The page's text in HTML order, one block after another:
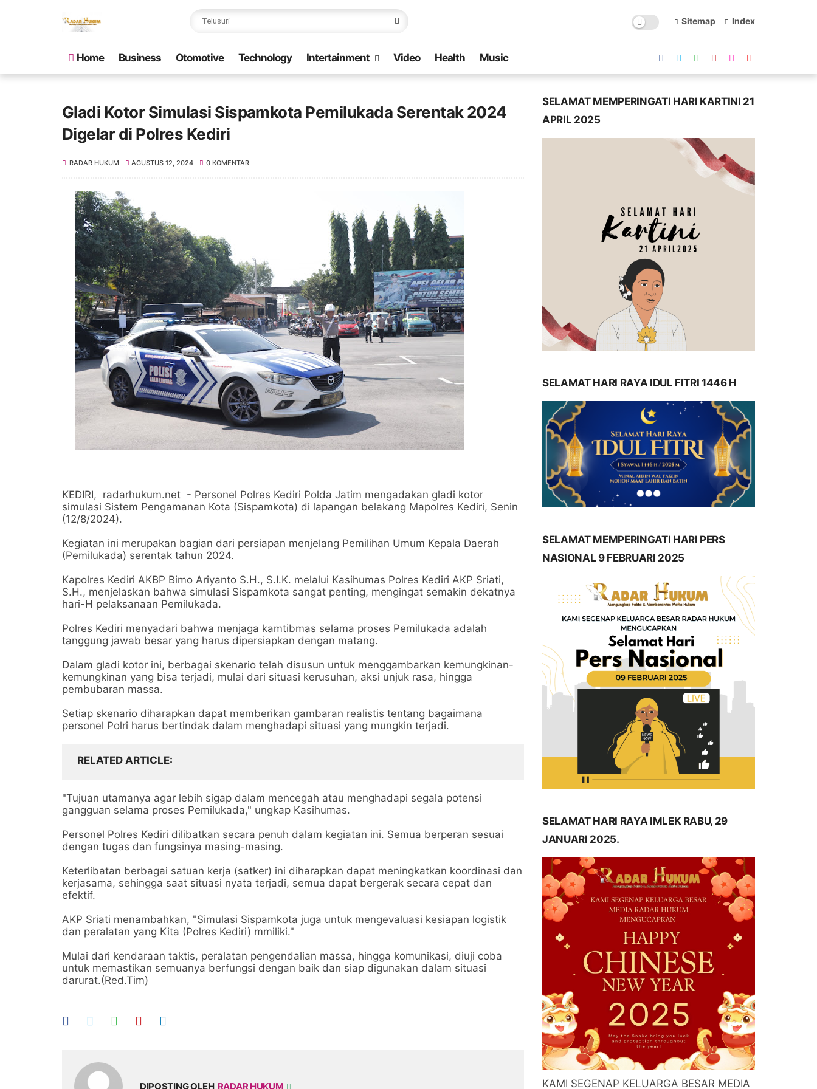
Sitemap Index
Home Business Otomotive Technology Intertainment Video Health Music
Gladi Kotor Simulasi Sispamkota Pemilukada Serentak 2024
Digelar di Polres Kediri
RADAR HUKUM AGUSTUS 12, 2024 0 KOMENTAR
KEDIRI, radarhukum.net - Personel Polres Kediri Polda Jatim mengadakan gladi kotor
simulasi Sistem Pengamanan Kota (Sispamkota) di lapangan belakang Mapolres Kediri, Senin
(12/8/2024).
Kegiatan ini merupakan bagian dari persiapan menjelang Pemilihan Umum Kepala Daerah
(Pemilukada) serentak tahun 2024.
Kapolres Kediri AKBP Bimo Ariyanto S.H., S.I.K. melalui Kasihumas Polres Kediri AKP Sriati,
S.H., menjelaskan bahwa simulasi Sispamkota sangat penting, mengingat semakin dekatnya
hari-H pelaksanaan Pemilukada.
Polres Kediri menyadari bahwa menjaga kamtibmas selama proses Pemilukada adalah
tanggung jawab besar yang harus dipersiapkan dengan matang.
Dalam gladi kotor ini, berbagai skenario telah disusun untuk menggambarkan kemungkinan-
kemungkinan yang bisa terjadi, mulai dari situasi kerusuhan, aksi unjuk rasa, hingga
pembubaran massa.
Setiap skenario diharapkan dapat memberikan gambaran realistis tentang bagaimana
personel Polri harus bertindak dalam menghadapi situasi yang mungkin terjadi.
RELATED ARTICLE
"Tujuan utamanya agar lebih sigap dalam mencegah atau menghadapi segala potensi
gangguan selama proses Pemilukada," ungkap Kasihumas.
Personel Polres Kediri dilibatkan secara penuh dalam kegiatan ini. Semua berperan sesuai
dengan tugas dan fungsinya masing-masing.
Keterlibatan berbagai satuan kerja (satker) ini diharapkan dapat meningkatkan koordinasi dan
kerjasama, sehingga saat situasi nyata terjadi, semua dapat bergerak secara cepat dan
efektif.
AKP Sriati menambahkan, "Simulasi Sispamkota juga untuk mengevaluasi kesiapan logistik
dan peralatan yang Kita (Polres Kediri) mmiliki."
Mulai dari kendaraan taktis, peralatan pengendalian massa, hingga komunikasi, diuji coba
untuk memastikan semuanya berfungsi dengan baik dan siap digunakan dalam situasi
darurat.(Red.Tim)
DIPOSTING OLEH RADAR HUKUM
SELAMAT MEMPERINGATI HARI KARTINI 21
APRIL 2025
SELAMAT HARI RAYA IDUL FITRI 1446 H
SELAMAT MEMPERINGATI HARI PERS
NASIONAL 9 FEBRUARI 2025
SELAMAT HARI RAYA IMLEK RABU, 29
JANUARI 2025.
KAMI SEGENAP KELUARGA BESAR MEDIA